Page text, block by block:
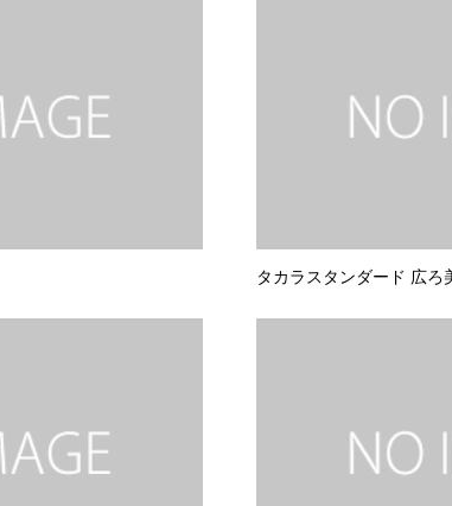
タカラスタンダード 広ろ